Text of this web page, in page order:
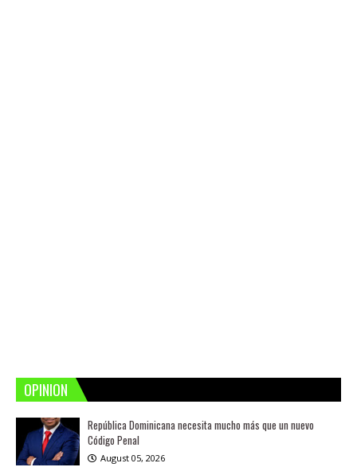
OPINION
República Dominicana necesita mucho más que un nuevo
Código Penal
August 05, 2026